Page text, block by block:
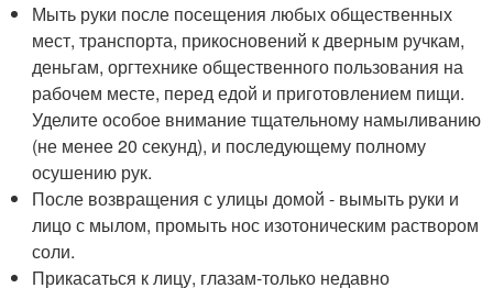
Мыть руки после посещения любых общественных
мест, транспорта, прикосновений к дверным ручкам,
деньгам, оргтехнике общественного пользования на
рабочем месте, перед едой и приготовлением пищи.
Уделите особое внимание тщательному намыливанию
(не менее 20 секунд), и последующему полному
осушению рук.
После возвращения с улицы домой - вымыть руки и
лицо с мылом, промыть нос изотоническим раствором
соли.
Прикасаться к лицу, глазам-только недавно